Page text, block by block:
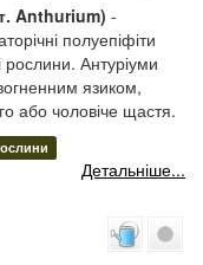
Anthurium) -
полуепіфіти
рослини. Антуріуми
язиком,
або чоловіче щастя.
Детальніше...